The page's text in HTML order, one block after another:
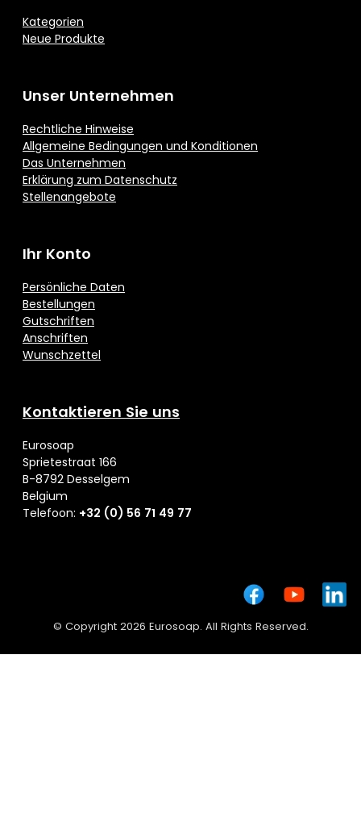
Kategorien
Neue Produkte
Unser Unternehmen
Rechtliche Hinweise
Allgemeine Bedingungen und Konditionen
Das Unternehmen
Erklärung zum Datenschutz
Stellenangebote
Ihr Konto
Persönliche Daten
Bestellungen
Gutschriften
Anschriften
Wunschzettel
Kontaktieren Sie uns
Eurosoap
Sprietestraat 166
B-8792 Desselgem
Belgium
Telefoon: +32 (0) 56 71 49 77
© Copyright 2026 Eurosoap. All Rights Reserved.